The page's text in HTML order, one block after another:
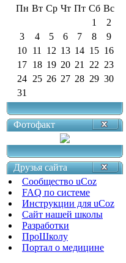
Пн Вт Ср Чт Пт Сб Вс
1
2
3
4 5 6 7 8
9
10 11 12 13 14 15 16
17 18 19 20 21 22 23
24 25 26 27 28 29 30
31
Фотофакт
Друзья сайта
Сообщество uCoz
FAQ по системе
Инструкции для uCoz
Сайт нашей школы
Разработки
ПроШколу
Портал о медицине